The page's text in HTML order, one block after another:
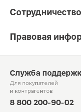
Сотрудничество
Правовая
Служба
Для покупателей
и контрагентов
8 800 200-90-02